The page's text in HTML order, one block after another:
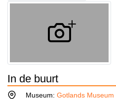
In de buurt
Museum:Gotlands Museum